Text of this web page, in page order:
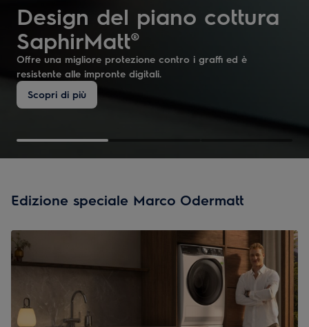
Design del piano cottura
SaphirMatt®
Offre una migliore protezione contro i graffi ed è
resistente alle impronte digitali.
Scopri di più
Edizione speciale Marco Odermatt